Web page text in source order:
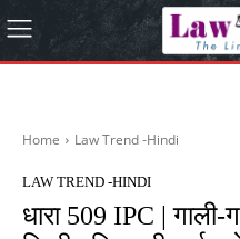
Home Law Trend -Hindi
LAW TREND -HINDI
धारा 509 IPC |